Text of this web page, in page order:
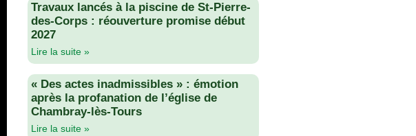
Travaux lancés à la piscine de St-Pierre-
des-Corps : réouverture promise début
2027
Lire la suite »
« Des actes inadmissibles » : émotion
après la profanation de l’église de
Chambray-lès-Tours
Lire la suite »